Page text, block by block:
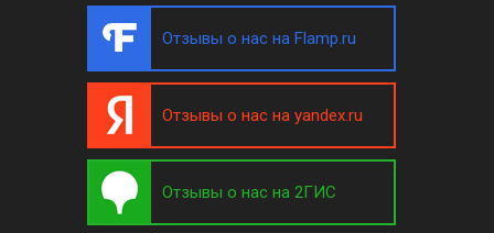
Отзывы о нас на Flamp.ru
Отзывы о нас на yandex.ru
Отзывы о нас на 2ГИС